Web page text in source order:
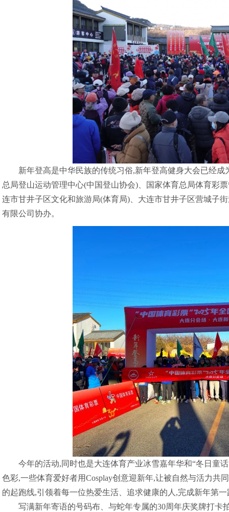
新年登高是中华民族的传统习俗,新年登高健身大会已经
总局登山运动管理中心(中国登山协会)、国家体育总局体育彩
连市甘井子区文化和旅游局(体育局)、大连市甘井子区营城子
有限公司协办。
今年的活动,同时也是大连体育产业冰雪嘉年华和“冬日童
色彩,一些体育爱好者用Cosplay创意迎新年,让被自然与活力共
的起跑线,引领着每一位热爱生活、追求健康的人,完成新年第
写满新年寄语的号码布、与蛇年专属的30周年庆奖牌打